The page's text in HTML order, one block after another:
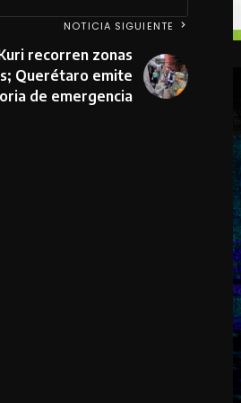
NOTICIA SIGUIENTE
recorren zonas
Querétaro emite
de emergencia